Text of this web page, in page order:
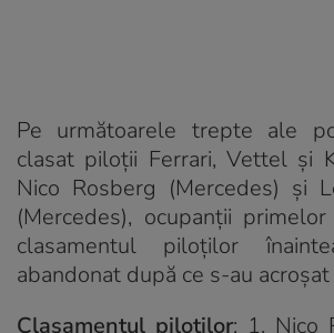
Pe următoarele trepte ale
clasat piloții Ferrari, Vettel și
Nico Rosberg (Mercedes) și
(Mercedes), ocupanții
clasamentul piloților
abandonat după ce s-au
Clasamentul piloților: 1. Nico